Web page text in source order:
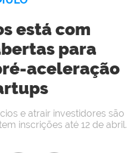
está com
para
aceleração
e atrair investidores são
inscrições até 12 de abril.